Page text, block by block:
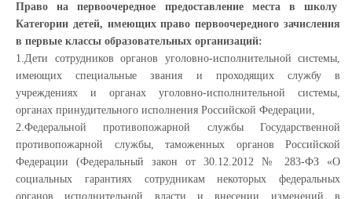
Право на первоочередное предоставление места в школу
Категории детей, имеющих право первоочередного зачисления
в первые классы образовательных организаций:
1.Дети сотрудников органов уголовно-исполнительной системы,
имеющих специальные звания и проходящих службу в
учреждениях и органах уголовно-исполнительной системы,
органах принудительного исполнения Российской Федерации,
2.Федеральной противопожарной службы Государственной
противопожарной службы, таможенных органов Российской
Федерации (Федеральный закон от 30.12.2012 № 283-ФЗ «О
социальных гарантиях сотрудникам некоторых федеральных
органов исполнительной власти и внесении изменений в